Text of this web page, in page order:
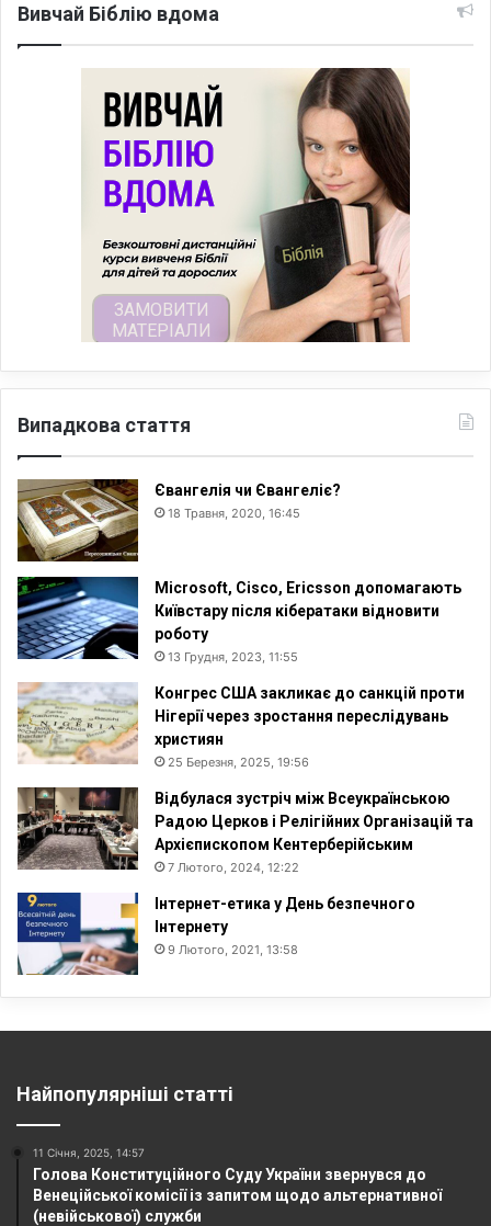
Вивчай Біблію вдома
Випадкова стаття
Євангелія чи Євангеліє?
18 Травня, 2020, 16:45
Microsoft, Cisco, Ericsson допомагають
Київстару після кібератаки відновити
роботу
13 Грудня, 2023, 11:55
Конгрес США закликає до санкцій проти
Нігерії через зростання переслідувань
християн
25 Березня, 2025, 19:56
Відбулася зустріч між Всеукраїнською
Радою Церков і Релігійних Організацій та
Архієпископом Кентерберійським
7 Лютого, 2024, 12:22
Інтернет-етика у День безпечного
Інтернету
9 Лютого, 2021, 13:58
Найпопулярніші статті
11 Січня, 2025, 14:57
Голова Конституційного Суду України звернувся до
Венеційської комісії із запитом щодо альтернативної
(невійськової) служби